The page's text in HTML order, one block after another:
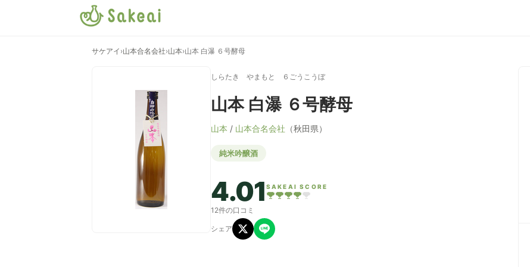
サケアイ ›山本合名会社›山本›山本 白瀑 ６号酵母
しらたき やまもと ６ごうこうぼ
山本 白瀑 ６号酵母
山本 / 山本合名会社 （秋田県）
純米吟醸酒
4.01 SAKEAI SCORE
12件の口コミ
シェア